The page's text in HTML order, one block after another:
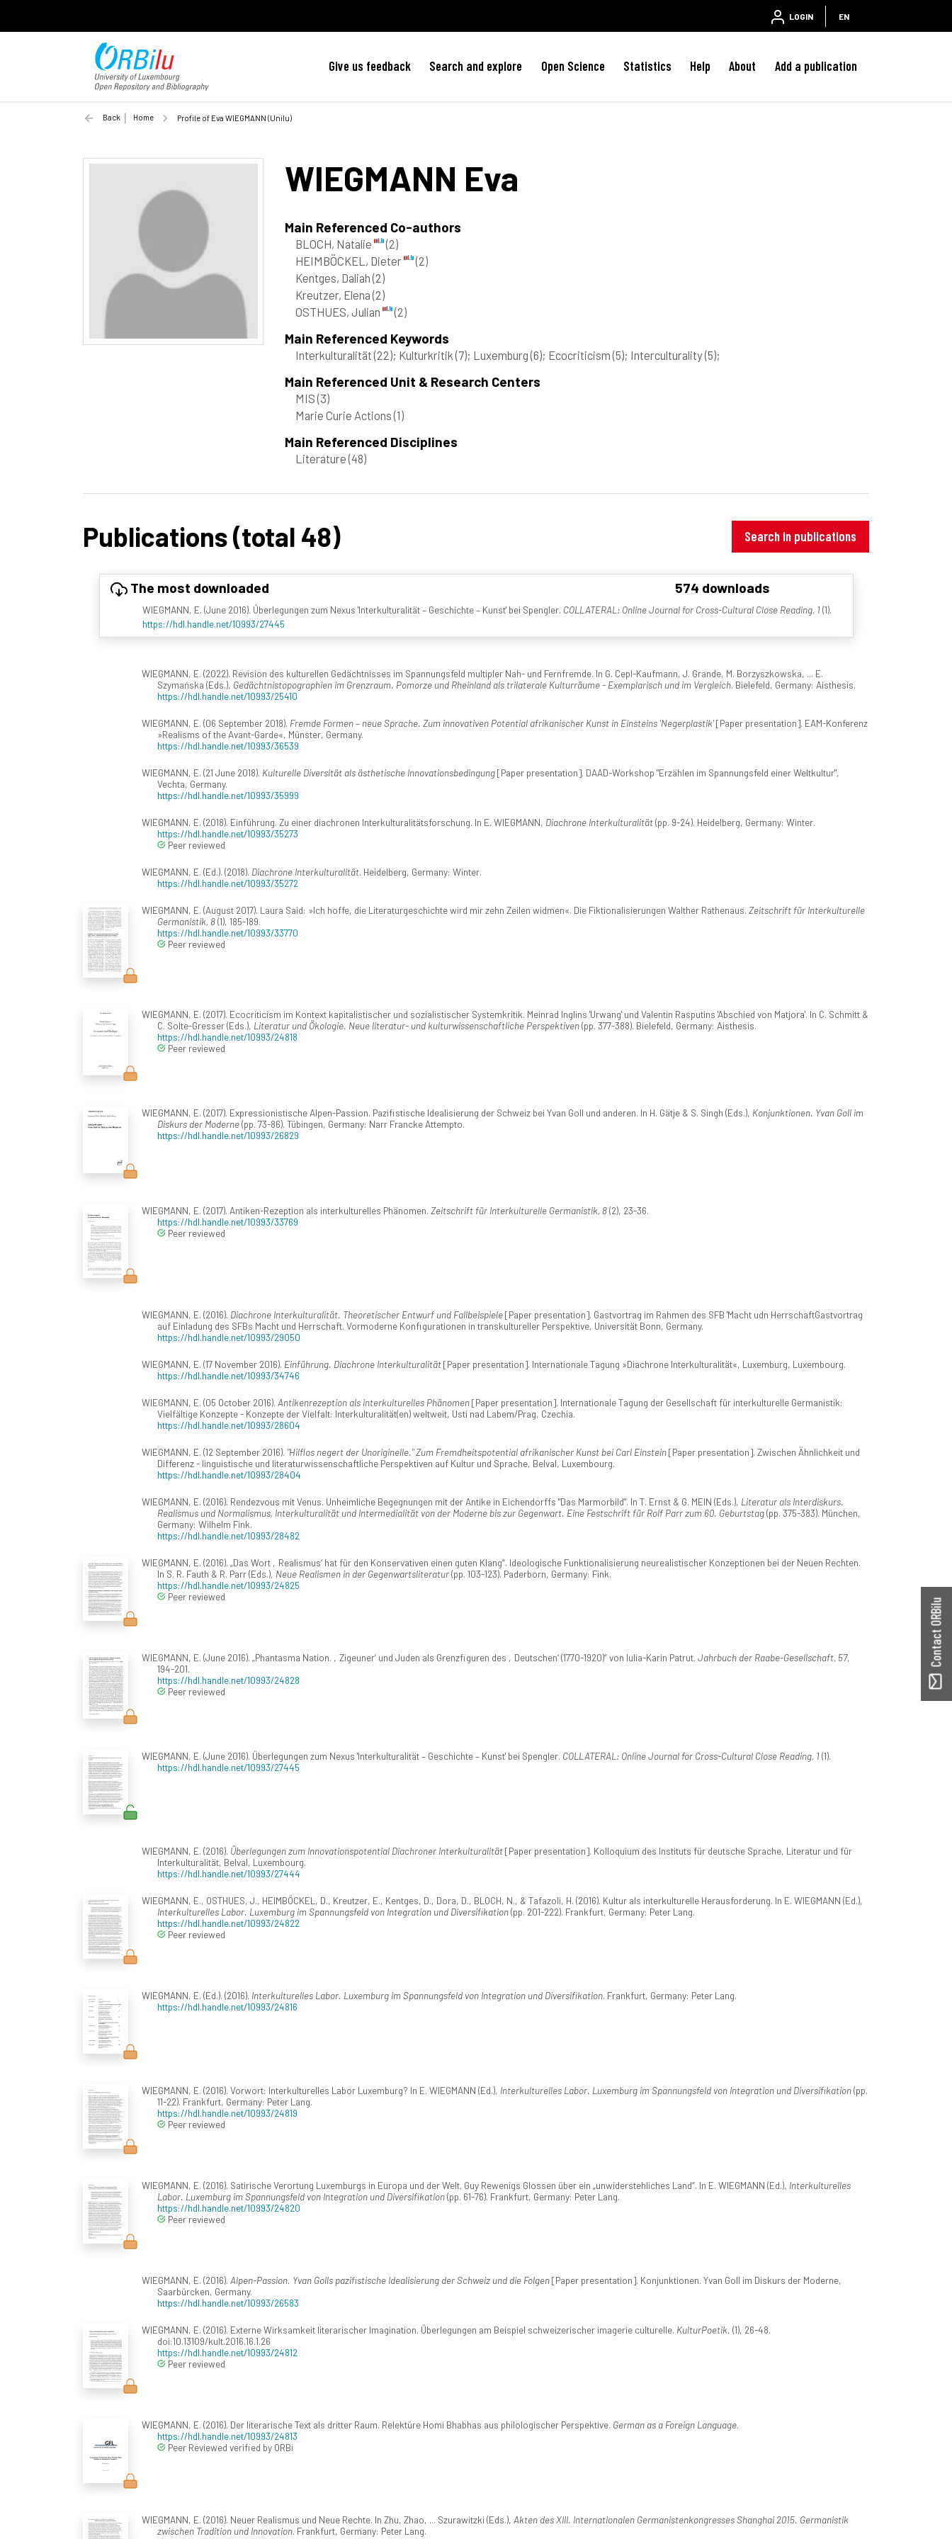
LOGIN EN
Give us feedback Search and explore Open Science Statistics Help About Add a publication
Back Home Profile of Eva WIEGMANN (Unilu)
WIEGMANN Eva
Main Referenced Co-authors
BLOCH, Natalie
(2)
HEIMBÖCKEL, Dieter
(2)
Kentges, Daliah(2)
Kreutzer, Elena(2)
OSTHUES, Julian
(2)
Main Referenced Keywords
Interkulturalität(22); Kulturkritik(7); Luxemburg(6); Ecocriticism(5); Interculturality(5);
Main Referenced Unit & Research Centers
MIS(3)
Marie Curie Actions(1)
Main Referenced Disciplines
Literature(48)
Publications (total 48) Search in publications
The most downloaded 574 downloads
WIEGMANN, E. (June 2016). Überlegungen zum Nexus 'Interkulturalität – Geschichte – Kunst' bei Spengler. COLLATERAL: Online Journal for Cross-Cultural Close Reading, 1(1).
https://hdl.handle.net/10993/27445
WIEGMANN, E. (2022). Revision des kulturellen Gedächtnisses im Spannungsfeld multipler Nah- und Fernfremde. In G. Cepl-Kaufmann, J. Grande, M. Borzyszkowska, ... E.
Szymańska (Eds.), Gedächtnistopographien im Grenzraum. Pomorze und Rheinland als trilaterale Kulturräume - Exemplarisch und im Vergleich. Bielefeld, Germany: Aisthesis.
https://hdl.handle.net/10993/25410
WIEGMANN, E. (06 September 2018). Fremde Formen – neue Sprache. Zum innovativen Potential afrikanischer Kunst in Einsteins 'Negerplastik'[Paper presentation]. EAM-Konferenz
»Realisms of the Avant-Garde«, Münster, Germany.
https://hdl.handle.net/10993/36539
WIEGMANN, E. (21 June 2018). Kulturelle Diversität als ästhetische Innovationsbedingung[Paper presentation]. DAAD-Workshop "Erzählen im Spannungsfeld einer Weltkultur",
Vechta, Germany.
https://hdl.handle.net/10993/35999
WIEGMANN, E. (2018). Einführung. Zu einer diachronen Interkulturalitätsforschung. In E. WIEGMANN, Diachrone Interkulturalität(pp. 9-24). Heidelberg, Germany: Winter.
https://hdl.handle.net/10993/35273
Peer reviewed
WIEGMANN, E. (Ed.). (2018). Diachrone Interkulturalität. Heidelberg, Germany: Winter.
https://hdl.handle.net/10993/35272
WIEGMANN, E. (August 2017). Laura Said: »Ich hoffe, die Literaturgeschichte wird mir zehn Zeilen widmen«. Die Fiktionalisierungen Walther Rathenaus. Zeitschrift für Interkulturelle
Germanistik, 8(1), 185-189.
https://hdl.handle.net/10993/33770
Peer reviewed
WIEGMANN, E. (2017). Ecocriticism im Kontext kapitalistischer und sozialistischer Systemkritik. Meinrad Inglins 'Urwang' und Valentin Rasputins 'Abschied von Matjora'. In C. Schmitt &
C. Solte-Gresser (Eds.), Literatur und Ökologie. Neue literatur- und kulturwissenschaftliche Perspektiven(pp. 377-388). Bielefeld, Germany: Aisthesis.
https://hdl.handle.net/10993/24818
Peer reviewed
WIEGMANN, E. (2017). Expressionistische Alpen-Passion. Pazifistische Idealisierung der Schweiz bei Yvan Goll und anderen. In H. Gätje & S. Singh (Eds.), Konjunktionen. Yvan Goll im
Diskurs der Moderne(pp. 73-86). Tübingen, Germany: Narr Francke Attempto.
https://hdl.handle.net/10993/26829
WIEGMANN, E. (2017). Antiken-Rezeption als interkulturelles Phänomen. Zeitschrift für Interkulturelle Germanistik, 8(2), 23-36.
https://hdl.handle.net/10993/33769
Peer reviewed
WIEGMANN, E. (2016). Diachrone Interkulturalität. Theoretischer Entwurf und Fallbeispiele[Paper presentation]. Gastvortrag im Rahmen des SFB 'Macht udn HerrschaftGastvortrag
auf Einladung des SFBs Macht und Herrschaft. Vormoderne Konfigurationen in transkultureller Perspektive, Universität Bonn, Germany.
https://hdl.handle.net/10993/29050
WIEGMANN, E. (17 November 2016). Einführung. Diachrone Interkulturalität[Paper presentation]. Internationale Tagung »Diachrone Interkulturalität«, Luxemburg, Luxembourg.
https://hdl.handle.net/10993/34746
WIEGMANN, E. (05 October 2016). Antikenrezeption als interkulturelles Phänomen[Paper presentation]. Internationale Tagung der Gesellschaft für interkulturelle Germanistik:
Vielfältige Konzepte - Konzepte der Vielfalt: Interkulturalität(en) weltweit, Usti nad Labem/Prag, Czechia.
https://hdl.handle.net/10993/28604
WIEGMANN, E. (12 September 2016). "Hilflos negert der Unoriginelle." Zum Fremdheitspotential afrikanischer Kunst bei Carl Einstein[Paper presentation]. Zwischen Ähnlichkeit und
Differenz - linguistische und literaturwissenschaftliche Perspektiven auf Kultur und Sprache, Belval, Luxembourg.
https://hdl.handle.net/10993/28404
WIEGMANN, E. (2016). Rendezvous mit Venus. Unheimliche Begegnungen mit der Antike in Eichendorffs "Das Marmorbild". In T. Ernst & G. MEIN (Eds.), Literatur als Interdiskurs.
Realismus und Normalismus, Interkulturalität und Intermedialität von der Moderne bis zur Gegenwart. Eine Festschrift für Rolf Parr zum 60. Geburtstag(pp. 375-383). München,
Germany: Wilhelm Fink.
https://hdl.handle.net/10993/28482
WIEGMANN, E. (2016). „Das Wort ‚Realismus‘ hat für den Konservativen einen guten Klang“. Ideologische Funktionalisierung neurealistischer Konzeptionen bei der Neuen Rechten.
In S. R. Fauth & R. Parr (Eds.), Neue Realismen in der Gegenwartsliteratur(pp. 103-123). Paderborn, Germany: Fink.
https://hdl.handle.net/10993/24825
Peer reviewed
WIEGMANN, E. (June 2016). „Phantasma Nation. ‚Zigeuner‘ und Juden als Grenzfiguren des ‚Deutschen‘ (1770-1920)“ von Iulia-Karin Patrut. Jahrbuch der Raabe-Gesellschaft, 57,
194-201.
https://hdl.handle.net/10993/24828
Peer reviewed
WIEGMANN, E. (June 2016). Überlegungen zum Nexus 'Interkulturalität – Geschichte – Kunst' bei Spengler. COLLATERAL: Online Journal for Cross-Cultural Close Reading, 1(1).
https://hdl.handle.net/10993/27445
WIEGMANN, E. (2016). Überlegungen zum Innovationspotential Diachroner Interkulturalität[Paper presentation]. Kolloquium des Instituts für deutsche Sprache, Literatur und für
Interkulturalität, Belval, Luxembourg.
https://hdl.handle.net/10993/27444
WIEGMANN, E., OSTHUES, J., HEIMBÖCKEL, D., Kreutzer, E., Kentges, D., Dora, D., BLOCH, N., & Tafazoli, H. (2016). Kultur als interkulturelle Herausforderung. In E. WIEGMANN (Ed.),
Interkulturelles Labor. Luxemburg im Spannungsfeld von Integration und Diversifikation(pp. 201-222). Frankfurt, Germany: Peter Lang.
https://hdl.handle.net/10993/24822
Peer reviewed
WIEGMANN, E. (Ed.). (2016). Interkulturelles Labor. Luxemburg im Spannungsfeld von Integration und Diversifikation. Frankfurt, Germany: Peter Lang.
https://hdl.handle.net/10993/24816
WIEGMANN, E. (2016). Vorwort: Interkulturelles Labor Luxemburg? In E. WIEGMANN (Ed.), Interkulturelles Labor. Luxemburg im Spannungsfeld von Integration und Diversifikation(pp.
11-22). Frankfurt, Germany: Peter Lang.
https://hdl.handle.net/10993/24819
Peer reviewed
WIEGMANN, E. (2016). Satirische Verortung Luxemburgs in Europa und der Welt. Guy Rewenigs Glossen über ein „unwiderstehliches Land“. In E. WIEGMANN (Ed.), Interkulturelles
Labor. Luxemburg im Spannungsfeld von Integration und Diversifikation(pp. 61-76). Frankfurt, Germany: Peter Lang.
https://hdl.handle.net/10993/24820
Peer reviewed
WIEGMANN, E. (2016). Alpen-Passion. Yvan Golls pazifistische Idealisierung der Schweiz und die Folgen[Paper presentation]. Konjunktionen. Yvan Goll im Diskurs der Moderne,
Saarbürcken, Germany.
https://hdl.handle.net/10993/26583
WIEGMANN, E. (2016). Externe Wirksamkeit literarischer Imagination. Überlegungen am Beispiel schweizerischer imagerie culturelle. KulturPoetik, (1), 26-48.
doi:10.13109/kult.2016.16.1.26
https://hdl.handle.net/10993/24812
Peer reviewed
WIEGMANN, E. (2016). Der literarische Text als dritter Raum. Relektüre Homi Bhabhas aus philologischer Perspektive. German as a Foreign Language.
https://hdl.handle.net/10993/24813
Peer Reviewed verified by ORBi
WIEGMANN, E. (2016). Neuer Realismus und Neue Rechte. In Zhu, Zhao, ... Szurawitzki (Eds.), Akten des XIII. Internationalen Germanistenkongresses Shanghai 2015. Germanistik
zwischen Tradition und Innovation. Frankfurt, Germany: Peter Lang.
Contact ORBilu